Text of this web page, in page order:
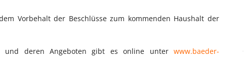
Vorbehalt der Beschlüsse zum kommenden Haushalt der
und deren Angeboten gibt es online unter www.baeder-